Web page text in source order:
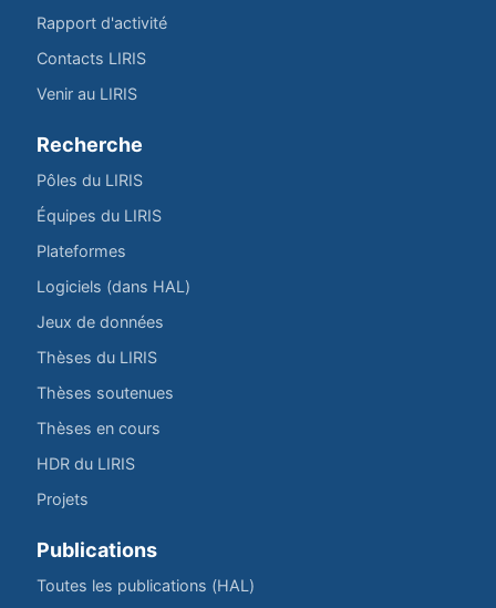
Rapport d'activité
Contacts LIRIS
Venir au LIRIS
Recherche
Pôles du LIRIS
Équipes du LIRIS
Plateformes
Logiciels (dans HAL)
Jeux de données
Thèses du LIRIS
Thèses soutenues
Thèses en cours
HDR du LIRIS
Projets
Publications
Toutes les publications (HAL)